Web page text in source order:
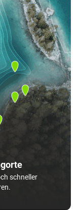
schneller